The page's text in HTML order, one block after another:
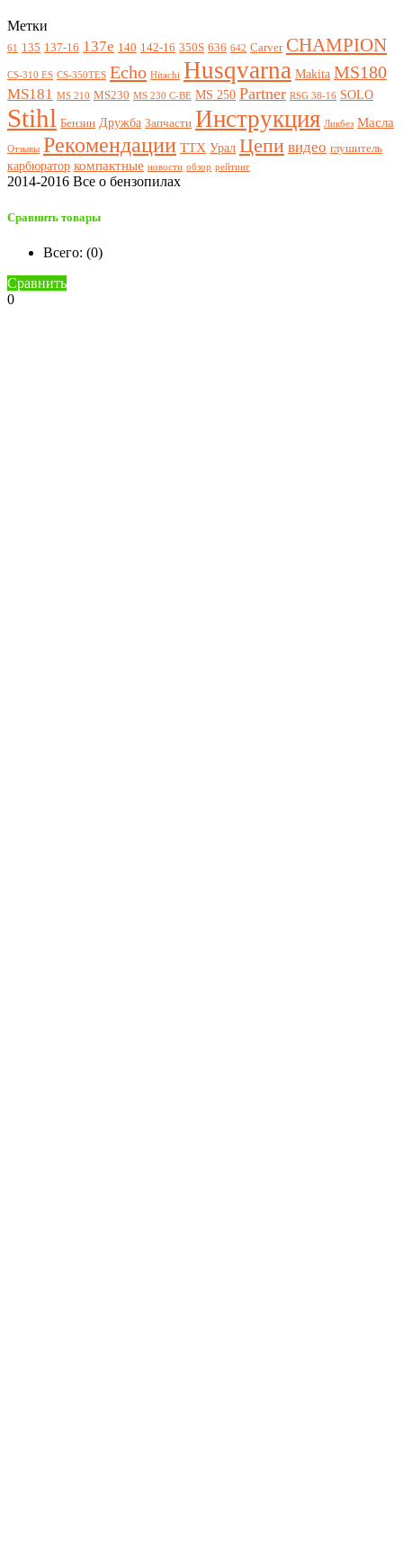
Метки
61 135 137-16 137e 140 142-16 350S 636 642 Carver CHAMPION
CS-310 ES CS-350TES Echo Hitachi Husqvarna Makita MS180
MS181 MS 210 MS230 MS 230 C-BE MS 250 Partner RSG 38-16 SOLO
Stihl Бензин Дружба Запчасти Инструкция Ликбез Масла
Отзывы Рекомендации ТТХ Урал Цепи видео глушитель
карбюратор компактные новости обзор рейтинг
2014-2016 Все о бензопилах
Сравнить товары
Всего: (0)
Сравнить
0